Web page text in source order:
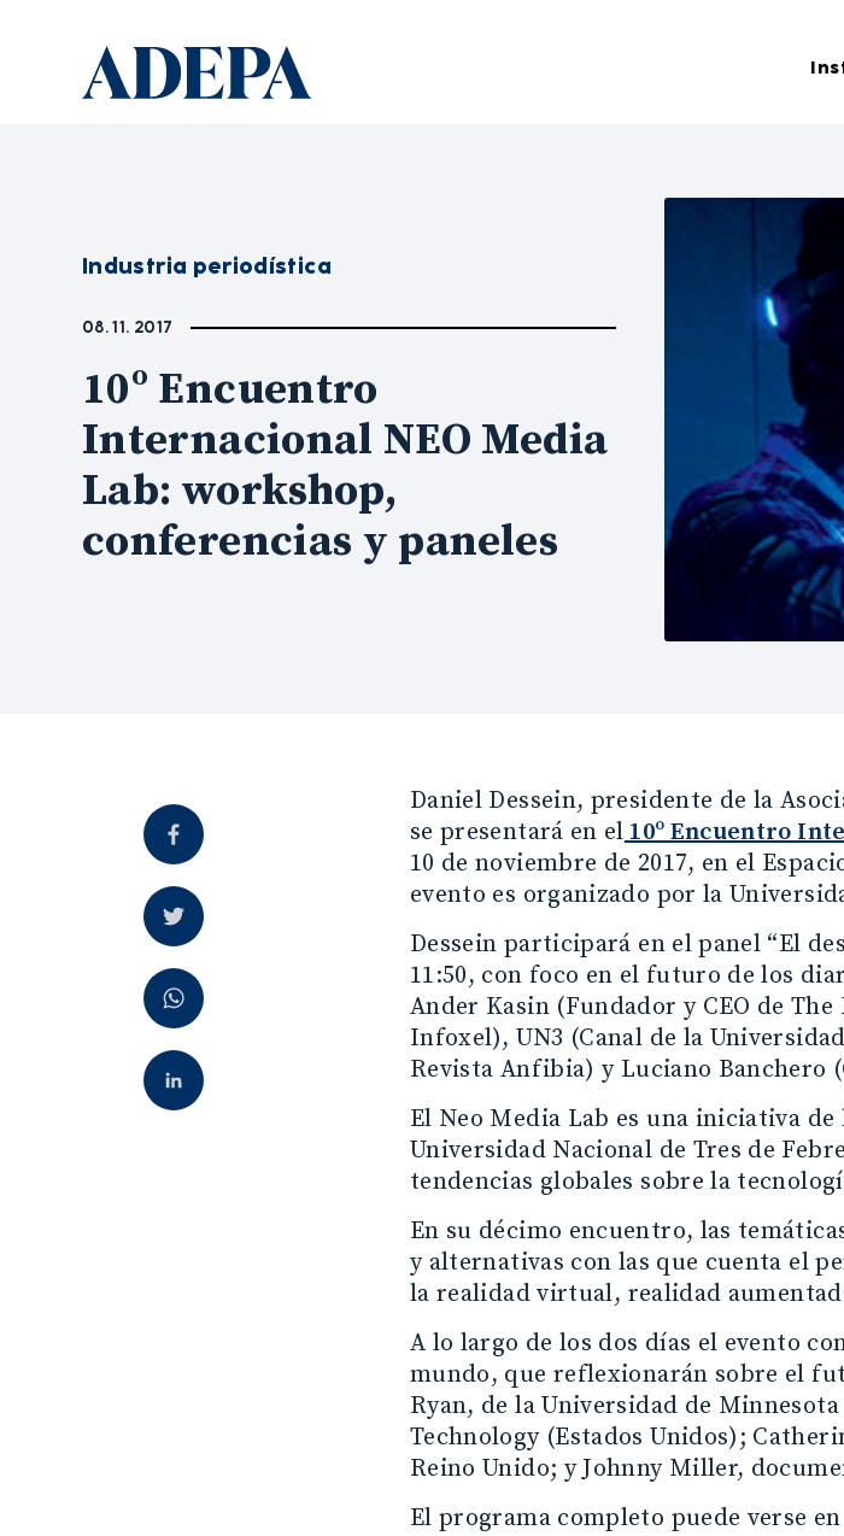
Industria periodística
08. 11. 2017
10º Encuentro
Internacional NEO Media
Lab: workshop,
conferencias y paneles
Daniel Dessein, presidente de la
se presentará en el10º Encuentro
10 de noviembre de 2017, en el
evento es organizado por la
Dessein participará en el panel “El
11:50, con foco en el futuro de los
Ander Kasin (Fundador y CEO de
Infoxel), UN3 (Canal de la
Revista Anfibia) y Luciano Banchero
El Neo Media Lab es una iniciativa
Universidad Nacional de Tres de
tendencias globales sobre la
En su décimo encuentro, las
y alternativas con las que cuenta el
la realidad virtual, realidad
A lo largo de los dos días el evento
mundo, que reflexionarán sobre el
Ryan, de la Universidad de
Technology (Estados Unidos);
Reino Unido; y Johnny Miller,
El programa completo puede verse